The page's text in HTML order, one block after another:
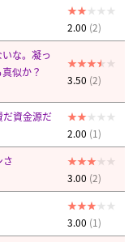
2.00 (2)
な。凝っ
似か？
3.50 (2)
だ資金源だ
2.00 (1)
さ
3.00 (2)
3.00 (1)